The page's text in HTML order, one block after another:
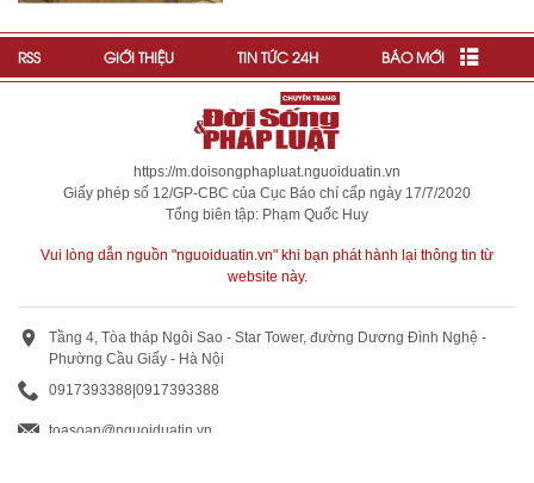
RSS GIỚI THIỆU TIN TỨC 24H BÁO MỚI
https://m.doisongphapluat.nguoiduatin.vn
Giấy phép số 12/GP-CBC của Cục Báo chí cấp ngày 17/7/2020
Tổng biên tập: Phạm Quốc Huy
Vui lòng dẫn nguồn "nguoiduatin.vn" khi bạn phát hành lại thông tin từ
website này.
Tầng 4, Tòa tháp Ngôi Sao - Star Tower, đường Dương Đình Nghệ -
Phường Cầu Giấy - Hà Nội
0917393388|0917393388
toasoan@nguoiduatin.vn